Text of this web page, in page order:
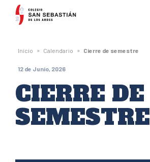
Colegio
San
Sebastián
de
Los
Andes
Inicio » Calendario » Cierre de semestre
12 de Junio, 2026
CIERRE DE
SEMESTRE